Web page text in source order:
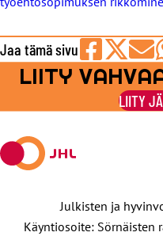
Jaa tämä sivu
Jaa
Facebookissa
Jaa
X:ssä
Jaa
LIITY
LIITY
Julkisten ja
Käyntiosoite: Sörnäisten